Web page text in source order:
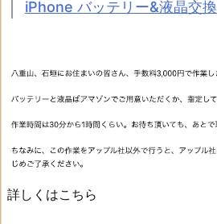
iPhone バッテリー&液晶交換
詳しくはこちら